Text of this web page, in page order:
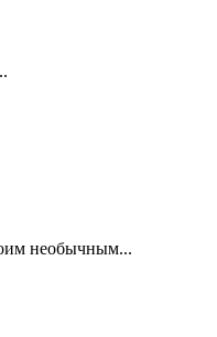
необычным...